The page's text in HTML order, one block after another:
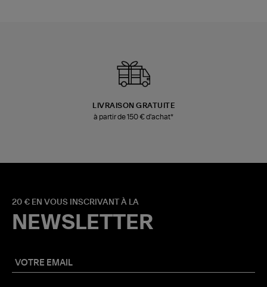
LIVRAISON GRATUITE
à partir de 150 € d'achat*
20 € EN VOUS INSCRIVANT À LA
NEWSLETTER